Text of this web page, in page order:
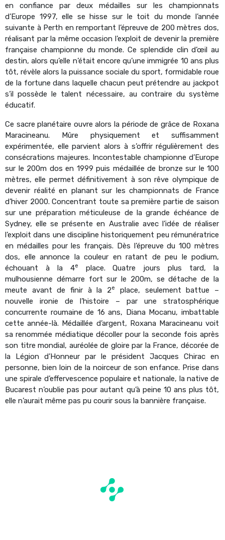
en confiance par deux médailles sur les championnats
d’Europe 1997, elle se hisse sur le toit du monde l’année
suivante à Perth en remportant l’épreuve de 200 mètres dos,
réalisant par la même occasion l’exploit de devenir la première
française championne du monde. Ce splendide clin d’œil au
destin, alors qu’elle n’était encore qu’une immigrée 10 ans plus
tôt, révèle alors la puissance sociale du sport, formidable roue
de la fortune dans laquelle chacun peut prétendre au jackpot
s’il possède le talent nécessaire, au contraire du système
éducatif.
Ce sacre planétaire ouvre alors la période de grâce de Roxana
Maracineanu. Mûre physiquement et suffisamment
expérimentée, elle parvient alors à s’offrir régulièrement des
consécrations majeures. Incontestable championne d’Europe
sur le 200m dos en 1999 puis médaillée de bronze sur le 100
mètres, elle permet définitivement à son rêve olympique de
devenir réalité en planant sur les championnats de France
d’hiver 2000. Concentrant toute sa première partie de saison
sur une préparation méticuleuse de la grande échéance de
Sydney, elle se présente en Australie avec l’idée de réaliser
l’exploit dans une discipline historiquement peu rémunératrice
en médailles pour les français. Dès l’épreuve du 100 mètres
dos, elle annonce la couleur en ratant de peu le podium,
échouant à la 4e
place. Quatre jours plus tard, la
mulhousienne démarre fort sur le 200m, se détache de la
meute avant de finir à la 2e
place, seulement battue –
nouvelle ironie de l’histoire – par une stratosphérique
concurrente roumaine de 16 ans, Diana Mocanu, imbattable
cette année-là. Médaillée d’argent, Roxana Maracineanu voit
sa renommée médiatique décoller pour la seconde fois après
son titre mondial, auréolée de gloire par la France, décorée de
la Légion d’Honneur par le président Jacques Chirac en
personne, bien loin de la noirceur de son enfance. Prise dans
une spirale d’effervescence populaire et nationale, la native de
Bucarest n’oublie pas pour autant qu’à peine 10 ans plus tôt,
elle n’aurait même pas pu courir sous la bannière française.